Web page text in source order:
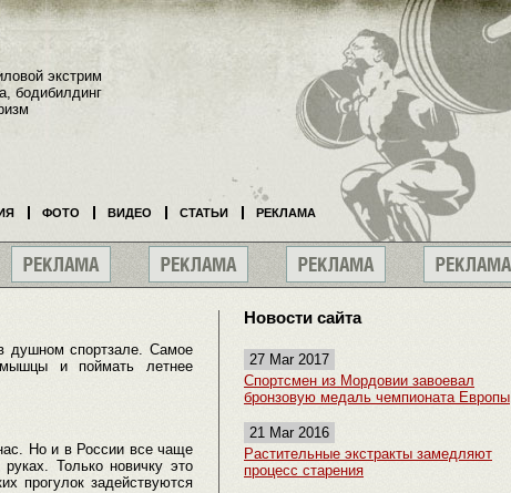
душном спортзале. Самое
мышцы и поймать летнее
Но и в России все чаще
Только новичку это
прогулок задействуются
Новости сайта
27 Mar 2017
Спортсмен из Мордовии завоевал
бронзовую медаль чемпионата Европы
21 Mar 2016
Растительные экстракты замедляют
процесс старения
экстрим
бодибилдинг
ФОТО ВИДЕО СТАТЬИ РЕКЛАМА